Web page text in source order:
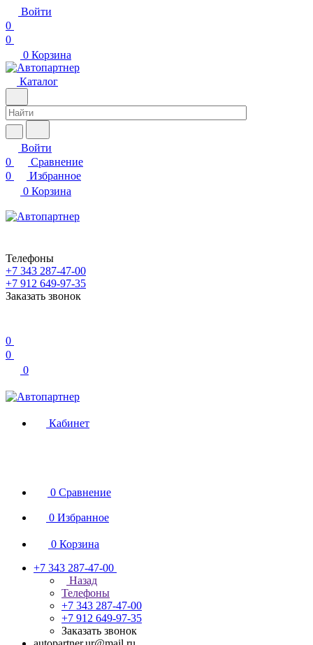
Войти
0
0
0 Корзина
Каталог
Войти
0
Сравнение
0
Избранное
0 Корзина
Телефоны
+7 343 287-47-00
+7 912 649-97-35
Заказать звонок
0
0
0
Кабинет
0 Сравнение
0 Избранное
0 Корзина
+7 343 287-47-00
Назад
Телефоны
+7 343 287-47-00
+7 912 649-97-35
Заказать звонок